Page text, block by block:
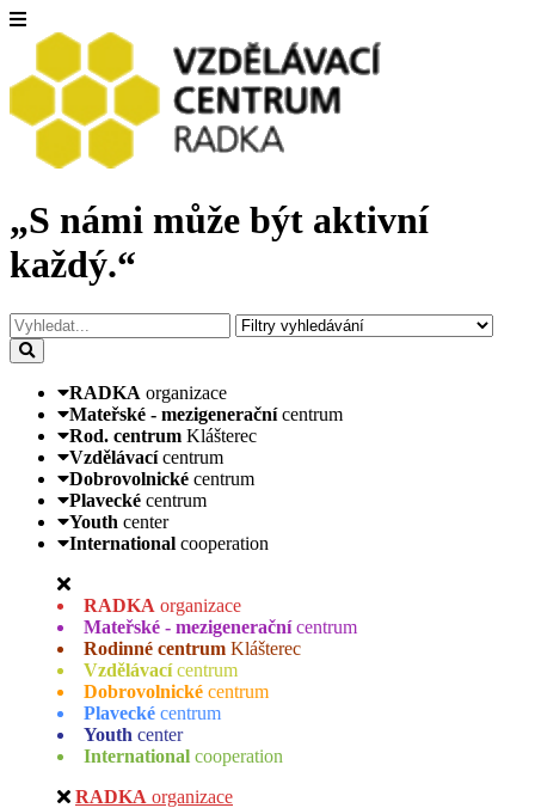
„S námi může být aktivní
každý.“
RADKA organizace
Mateřské - mezigenerační centrum
Rod. centrum Klášterec
Vzdělávací centrum
Dobrovolnické centrum
Plavecké centrum
Youth center
International cooperation
RADKA organizace
Mateřské - mezigenerační centrum
Rodinné centrum Klášterec
Vzdělávací centrum
Dobrovolnické centrum
Plavecké centrum
Youth center
International cooperation
RADKA organizace